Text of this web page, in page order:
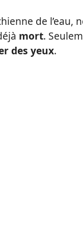
de l’eau,
mort.
des yeux.